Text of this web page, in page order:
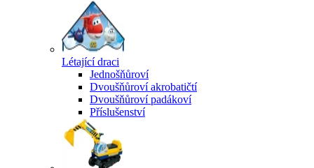
Létající draci
Jednošňůroví
Dvoušňůroví akrobatičtí
Dvoušňůroví padákoví
Příslušenství